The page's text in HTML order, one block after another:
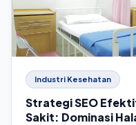
Industri Kesehatan
Strategi SEO
Sakit: Dominasi